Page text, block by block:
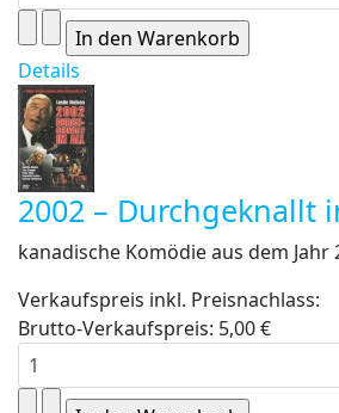
Details
2002 – Durchgeknallt
kanadische Komödie aus dem Jahr
Verkaufspreis inkl. Preisnachlass:
Brutto-Verkaufspreis: 5,00 €